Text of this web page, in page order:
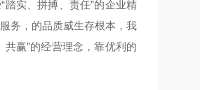
实、拼搏、责任”的企业精
务，的品质威生存根本，我
赢”的经营理念，靠优利的